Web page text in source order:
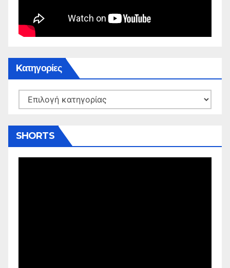
Kατηγορίες
Kατηγορίες
SHORTS